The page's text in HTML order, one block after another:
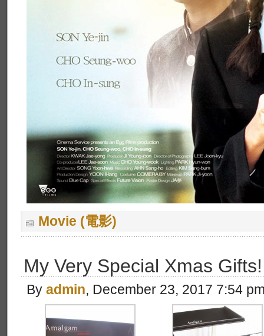
Movie (電影)
My Very Special Xmas Gifts!
By admin, December 23, 2017 7:54